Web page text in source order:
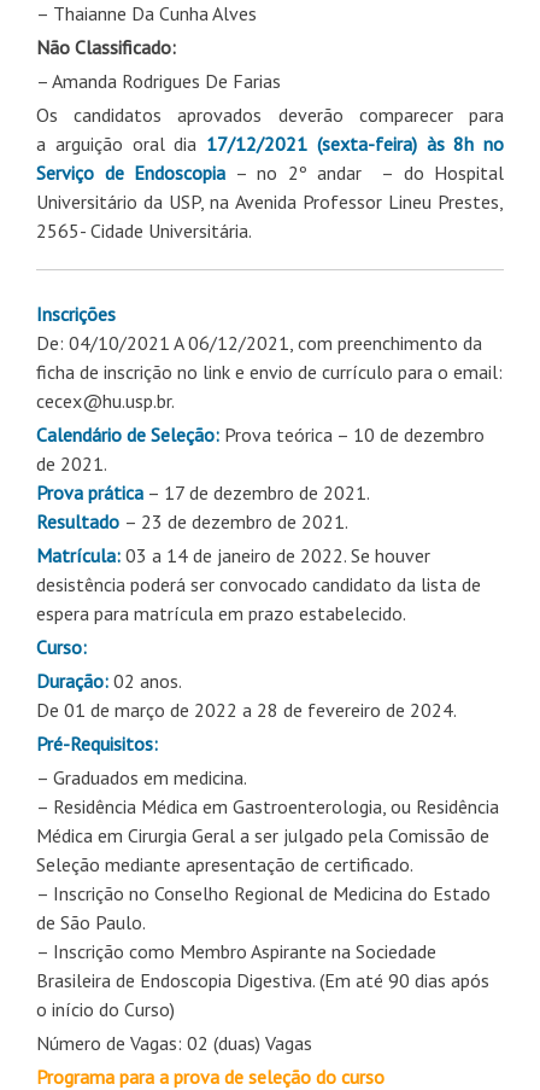
– Thaianne Da Cunha Alves
Não Classificado:
– Amanda Rodrigues De Farias
Os candidatos aprovados deverão comparecer para
a arguição oral dia 17/12/2021 (sexta-feira) às 8h no
Serviço de Endoscopia – no 2º andar – do Hospital
Universitário da USP, na Avenida Professor Lineu Prestes,
2565- Cidade Universitária.
Inscrições
De: 04/10/2021 A 06/12/2021, com preenchimento da
ficha de inscrição no link e envio de currículo para o email:
cecex@hu.usp.br.
Calendário de Seleção: Prova teórica – 10 de dezembro
de 2021.
Prova prática – 17 de dezembro de 2021.
Resultado – 23 de dezembro de 2021.
Matrícula: 03 a 14 de janeiro de 2022. Se houver
desistência poderá ser convocado candidato da lista de
espera para matrícula em prazo estabelecido.
Curso:
Duração: 02 anos.
De 01 de março de 2022 a 28 de fevereiro de 2024.
Pré-Requisitos:
– Graduados em medicina.
– Residência Médica em Gastroenterologia, ou Residência
Médica em Cirurgia Geral a ser julgado pela Comissão de
Seleção mediante apresentação de certificado.
– Inscrição no Conselho Regional de Medicina do Estado
de São Paulo.
– Inscrição como Membro Aspirante na Sociedade
Brasileira de Endoscopia Digestiva. (Em até 90 dias após
o início do Curso)
Número de Vagas: 02 (duas) Vagas
Programa para a prova de seleção do curso